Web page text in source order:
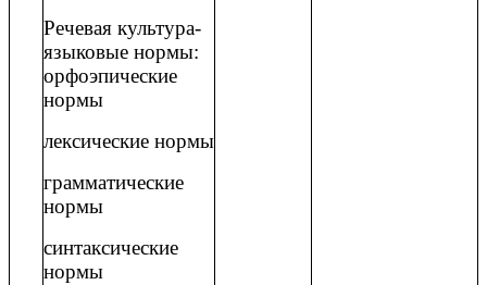
Речевая культура-
языковые нормы:
орфоэпические
нормы
лексические нормы
грамматические
нормы
синтаксические
нормы